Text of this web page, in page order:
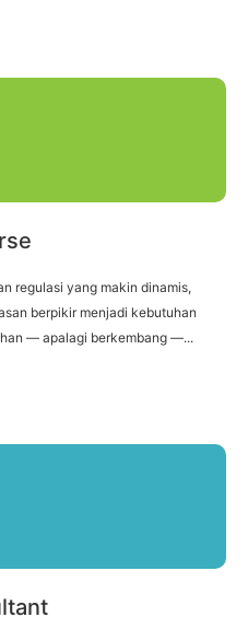
regulasi yang makin dinamis,
berpikir menjadi kebutuhan
— apalagi berkembang —...